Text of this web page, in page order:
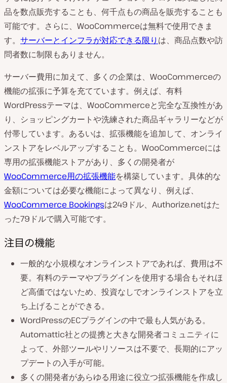
品を数点販売することも、何千点もの商品を販売することも
可能です。さらに、WooCommerceは無料で使用できま
す。 サーバーとインフラが対応できる限り は、商品点数や訪
問者数に制限もありません。
サーバー費用に加えて、多くの企業は、WooCommerceの
機能の拡張に予算を充てています。例えば、有料
WordPressテーマは、WooCommerceと完全な互換性があ
り、ショッピングカートや洗練された商品ギャラリーなどが
付帯しています。あるいは、拡張機能を追加して、オンライ
ンストアをレベルアップすることも。WooCommerceには
専用の拡張機能ストアがあり、多くの開発者が
WooCommerce用の拡張機能を構築しています。具体的な
金額については必要な機能によって異なり、例えば、
WooCommerce Bookingsは249ドル、Authorize.netはた
った79ドルで購入可能です。
注目の機能
一般的な小規模なオンラインストアであれば、費用は不
要。有料のテーマやプラグインを使用する場合もそれほ
ど高価ではないため、投資なしでオンラインストアを立
ち上げることができる。
WordPressのECプラグインの中で最も人気がある。
Automattic社との提携と大きな開発者コミュニティに
よって、外部ツールやリソースは不要で、長期的にアッ
プデートの入手が可能。
多くの開発者があらゆる用途に役立つ拡張機能を作成し